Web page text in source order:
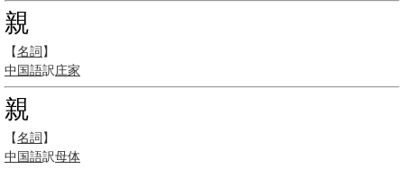
親
【名詞】
中国語訳庄家
親
【名詞】
中国語訳母体